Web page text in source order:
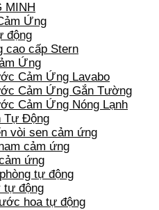
MINH
Ứng
động
cao cấp Stern
Ứng
Cảm Ứng Lavabo
Cảm Ứng Gắn Tường
Cảm Ứng Nóng Lạnh
Tự Động
vòi sen cảm ứng
cảm ứng
ứng
tự động
tự động
hoa tự động